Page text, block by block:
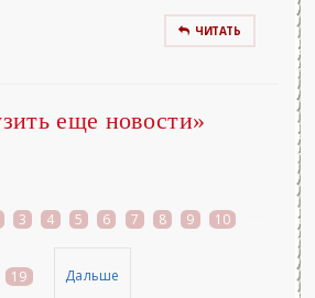
ЧИТАТЬ
еще новости»
3 4 5 6 7 8 9 10
19 Дальше